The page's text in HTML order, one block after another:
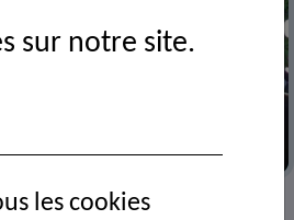
> Ressources documentaires
sur notre site.
les cookies